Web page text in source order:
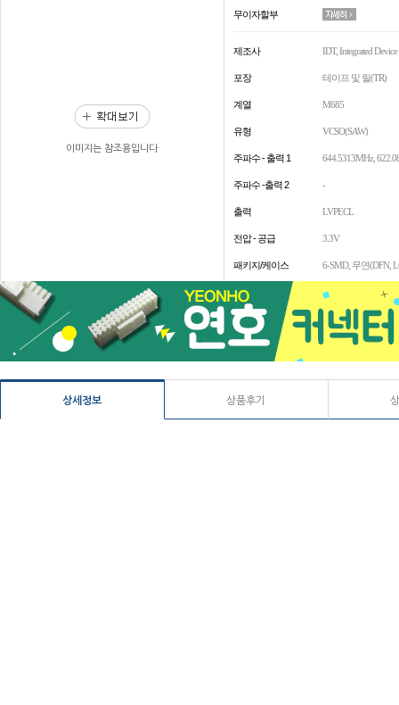
이미지는 참조용입니다
무이자할부
제조사 IDT, Integrated
포장 테이프 및 릴(TR)
계열 M685
유형 VCSO(SAW)
주파수 - 출력 1 644.5313MHz,
주파수 -출력 2 -
출력 LVPECL
전압 - 공급 3.3V
패키지/케이스 6-SMD, 무연(DFN,
상세정보 상품후기